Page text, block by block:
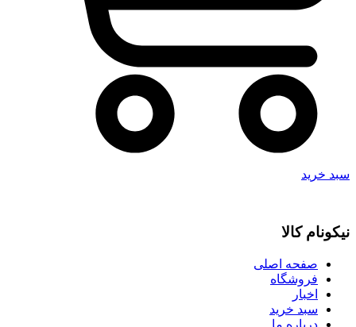
سبد خرید
نیکونام کالا
صفحه اصلی
فروشگاه
اخبار
سبد خرید
درباره ما